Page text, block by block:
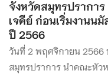
จังหวัดสมุทรปรากา
เจดีย์ ก่อนเริ่มงานน
ปี 2566
วันที่ 2 พฤศจิกายน 2566
สมุทรปราการ นำคณะหัว